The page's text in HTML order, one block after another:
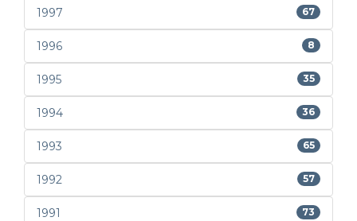
1997 67
1996 8
1995 35
1994 36
1993 65
1992 57
1991 73